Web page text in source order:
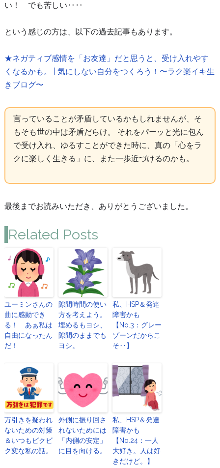
い！ でも苦しい‥‥
という感じの方は、以下の過去記事もあります。
★ネガティブ感情を「お友達」だと思うと、受け入れやす
くなるかも。 | 気にしない自分をつくろう！〜ラク楽イキ生
きブログ〜
言っていることが矛盾しているかもしれませんが、そ
もそも世の中は矛盾だらけ。 それをパーッと光に包ん
で受け入れ、ゆるすことができた時に、真の「心をラ
クに楽しく生きる」に、また一歩近づけるのかも。
最後までお読みいただき、ありがとうございました。
Related Posts
ユーミンさんの
曲に感動でき
る！ あぁ私は
自由になったん
だ！
隙間時間の使い
方を考えよう。
埋めるもヨシ、
隙間のままでも
ヨシ。
私、HSP＆発達
障害かも
【No.3：グレー
ゾーンだからこ
そ‥】
万引きを疑われ
ないための対策
＆いつもビクビ
ク変な私の話。
外側に振り回さ
れないためには
「内側の安定」
に目を向ける。
私、HSP＆発達
障害かも
【No.24：一人
大好き。人は好
きだけど。】